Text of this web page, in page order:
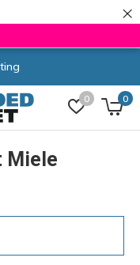
×
0 0
Miele